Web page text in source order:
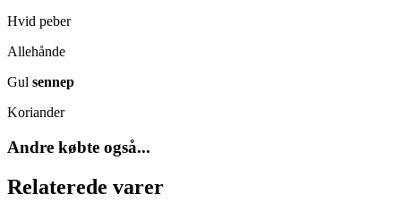
Hvid peber
Allehånde
Gul sennep
Koriander
Andre købte også...
Relaterede varer